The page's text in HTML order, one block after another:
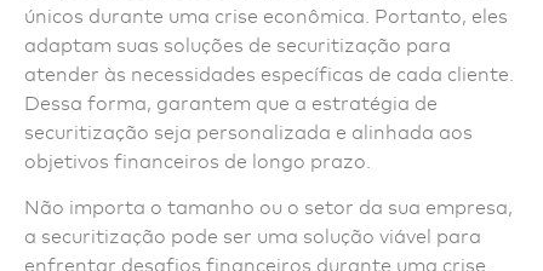
únicos durante uma crise econômica. Portanto, eles
adaptam suas soluções de securitização para
atender às necessidades específicas de cada cliente.
Dessa forma, garantem que a estratégia de
securitização seja personalizada e alinhada aos
objetivos financeiros de longo prazo.
Não importa o tamanho ou o setor da sua empresa,
a securitização pode ser uma solução viável para
enfrentar desafios financeiros durante uma crise.